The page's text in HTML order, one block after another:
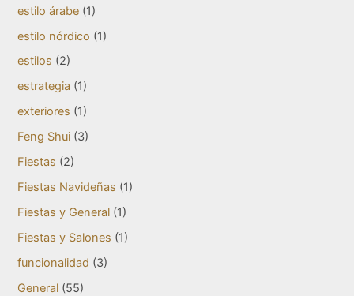
estilo árabe (1)
estilo nórdico (1)
estilos (2)
estrategia (1)
exteriores (1)
Feng Shui (3)
Fiestas (2)
Fiestas Navideñas (1)
Fiestas y General (1)
Fiestas y Salones (1)
funcionalidad (3)
General (55)